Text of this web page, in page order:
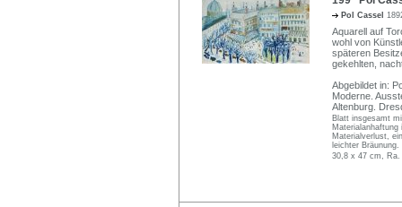
Pol Cassel
Aquarell auf
wohl von
späteren
gekehlten,
Abgebildet in:
Moderne.
Altenburg.
Blatt insgesamt
Materialverlust,
leichter
30,8 x 47 cm,